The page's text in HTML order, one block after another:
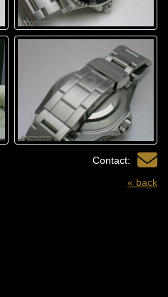
Contact:
« back